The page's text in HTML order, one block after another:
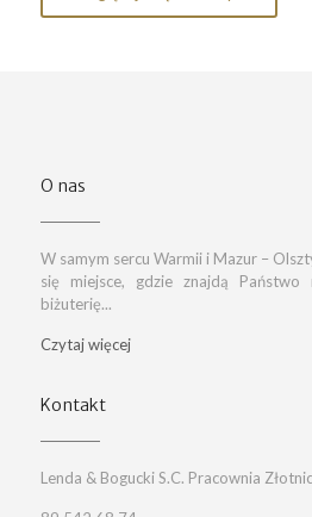
O nas
W samym sercu Warmii i Mazur –
się miejsce, gdzie znajdą Państwo
biżuterię...
Czytaj więcej
Kontakt
Lenda & Bogucki S.C. Pracownia